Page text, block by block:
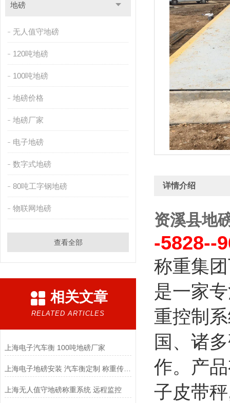
地磅
无人值守地磅
120吨地磅
100吨地磅
地磅价格
地磅厂家
电子地磅
数字式地磅
80吨工字钢地磅
物联网地磅
查看全部
相关文章
RELATED ARTICLES
上海电子汽车衡 100吨地磅厂家
上海电子地磅安装 汽车衡定制 称重传感器
上海无人值守地磅称重系统 远程监控
详情介绍
资溪县地
-5828--
称重集
是一家
重控制
国、诸
作。产
子皮带秤